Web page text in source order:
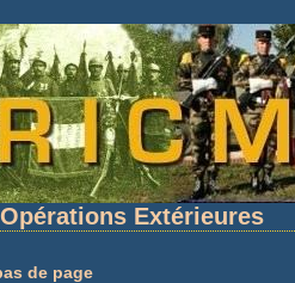
Extérieures
de page